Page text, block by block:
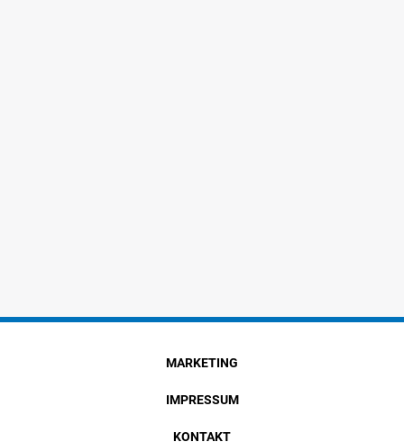
MARKETING
IMPRESSUM
KONTAKT